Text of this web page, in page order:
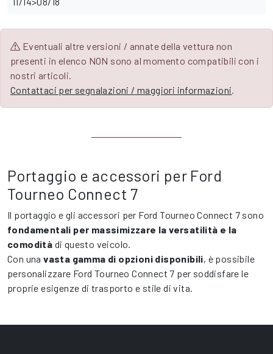
Eventuali altre versioni / annate della vettura non
presenti in elenco NON sono al momento compatibili con i
nostri articoli.
Contattaci per segnalazioni / maggiori informazioni
Portaggio e accessori per Ford
Tourneo Connect 7
Il portaggio e gli accessori per Ford Tourneo Connect 7 sono
fondamentali per massimizzare la versatilità e la
comodità di questo veicolo.
Con unavasta gamma di opzioni disponibili, è possibile
personalizzare Ford Tourneo Connect 7 per soddisfare le
proprie esigenze di trasporto e stile di vita.